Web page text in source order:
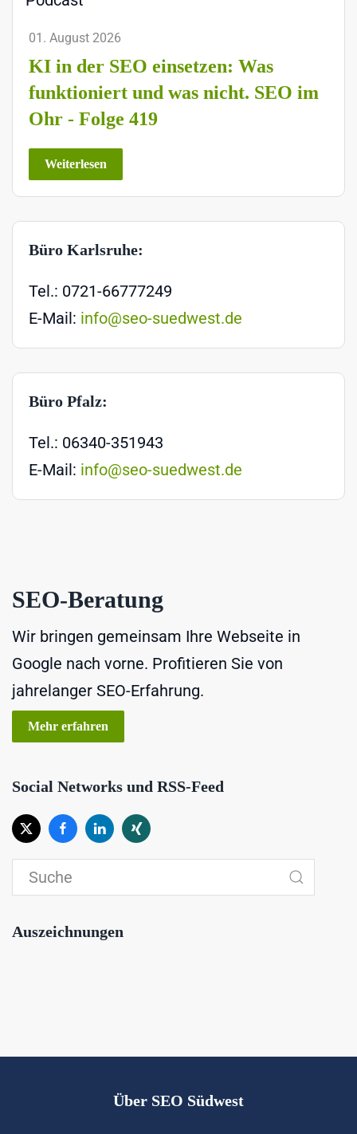
01. August 2026
KI in der SEO einsetzen: Was
funktioniert und was nicht. SEO im
Ohr - Folge 419
Weiterlesen
Büro Karlsruhe:
Tel.: 0721-66777249
E-Mail: info@seo-suedwest.de
Büro Pfalz:
Tel.: 06340-351943
E-Mail: info@seo-suedwest.de
SEO-Beratung
Wir bringen gemeinsam Ihre Webseite in
Google nach vorne. Profitieren Sie von
jahrelanger SEO-Erfahrung.
Mehr erfahren
Social Networks und RSS-Feed
Auszeichnungen
Über SEO Südwest